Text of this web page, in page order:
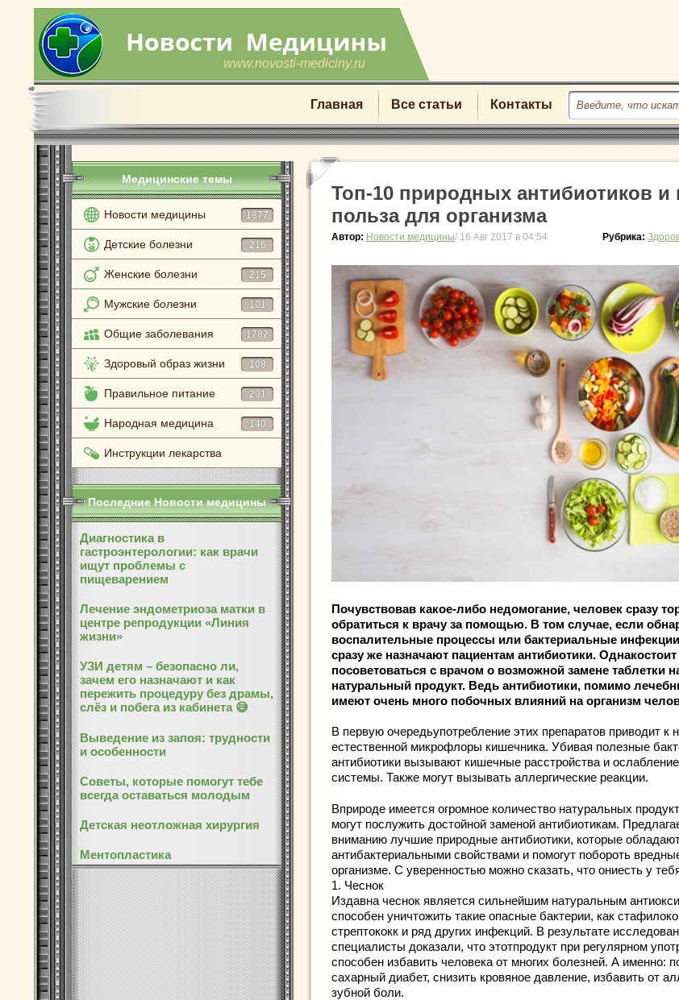
www.novosti-mediciny.ru
Главная Все статьи Контакты
Медицинские темы
Новости медицины 1877
Детские болезни 216
Женские болезни 215
Мужские болезни 101
Общие заболевания 1782
Здоровый образ жизни 108
Правильное питание 201
Народная медицина 140
Инструкции лекарства
Последние Новости медицины
Диагностика в
гастроэнтерологии: как врачи
ищут проблемы с
пищеварением
Лечение эндометриоза матки в
центре репродукции «Линия
жизни»
УЗИ детям – безопасно ли,
зачем его назначают и как
пережить процедуру без драмы,
слёз и побега из кабинета 😅
Выведение из запоя: трудности
и особенности
Советы, которые помогут тебе
всегда оставаться молодым
Детская неотложная хирургия
Ментопластика
Топ-10 природных антибиотиков и
польза для организма
Автор: Новости медицины/ 16 Авг 2017 в 04:54 Рубрика:
Почувствовав какое-либо недомогание, человек сразу
обратиться к врачу за помощью. В том случае, если
воспалительные процессы или бактериальные
сразу же назначают пациентам антибиотики. Однакостоит
посоветоваться с врачом о возможной замене таблетки
натуральный продукт. Ведь антибиотики, помимо
имеют очень много побочных влияний на организм
В первую очередьупотребление этих препаратов приводит к
естественной микрофлоры кишечника. Убивая полезные
антибиотики вызывают кишечные расстройства и
системы. Также могут вызывать аллергические реакции.
Вприроде имеется огромное количество натуральных
могут послужить достойной заменой антибиотикам.
вниманию лучшие природные антибиотики, которые
антибактериальными свойствами и помогут побороть
организме. С уверенностью можно сказать, что ониесть у
1. Чеснок
Издавна чеснок является сильнейшим натуральным
способен уничтожить такие опасные бактерии, как
стрептококк и ряд других инфекций. В результате
специалисты доказали, что этотпродукт при регулярном
способен избавить человека от многих болезней. А именно:
сахарный диабет, снизить кровяное давление, избавить от
зубной боли.